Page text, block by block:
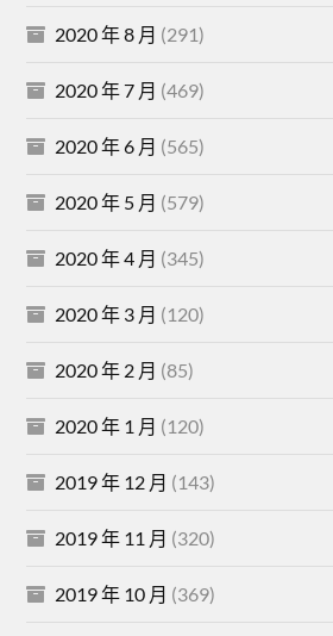
2020 年 8 月 (291)
2020 年 7 月 (469)
2020 年 6 月 (565)
2020 年 5 月 (579)
2020 年 4 月 (345)
2020 年 3 月 (120)
2020 年 2 月 (85)
2020 年 1 月 (120)
2019 年 12 月 (143)
2019 年 11 月 (320)
2019 年 10 月 (369)